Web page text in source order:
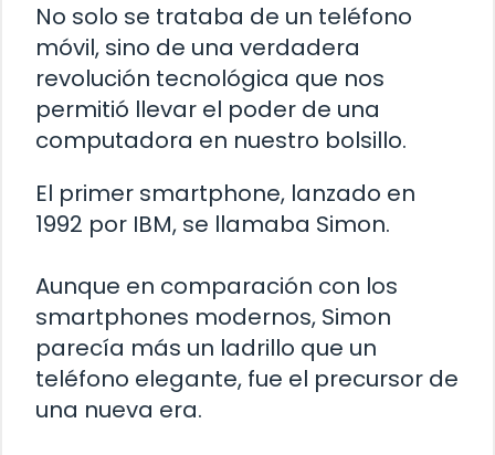
No solo se trataba de un teléfono
móvil, sino de una verdadera
revolución tecnológica que nos
permitió llevar el poder de una
computadora en nuestro bolsillo.
El primer smartphone, lanzado en
1992 por IBM, se llamaba Simon.
Aunque en comparación con los
smartphones modernos, Simon
parecía más un ladrillo que un
teléfono elegante, fue el precursor de
una nueva era.